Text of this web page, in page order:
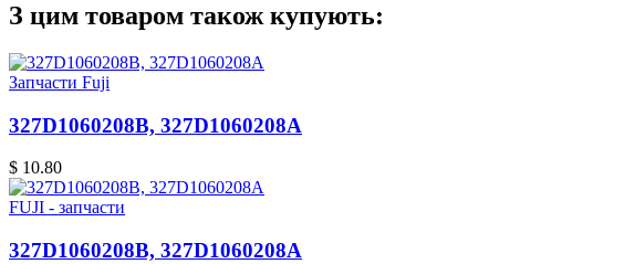
З цим товаром також купують:
Запчасти Fuji
327D1060208B, 327D1060208A
$ 10.80
FUJI - запчасти
327D1060208B, 327D1060208A